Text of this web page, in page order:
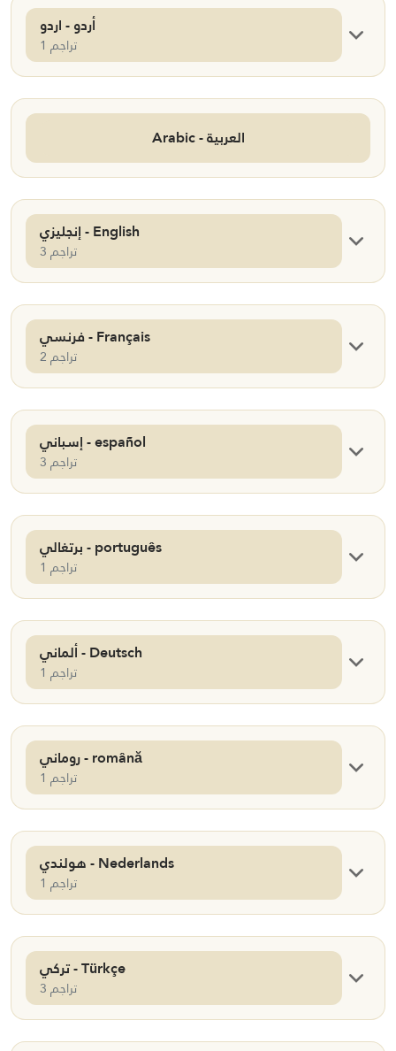
أردو - اردو
1 تراجم
Arabic - العربية
إنجليزي - English
3 تراجم
فرنسي - Français
2 تراجم
إسباني - español
3 تراجم
برتغالي - português
1 تراجم
ألماني - Deutsch
1 تراجم
روماني - română
1 تراجم
هولندي - Nederlands
1 تراجم
تركي - Türkçe
3 تراجم